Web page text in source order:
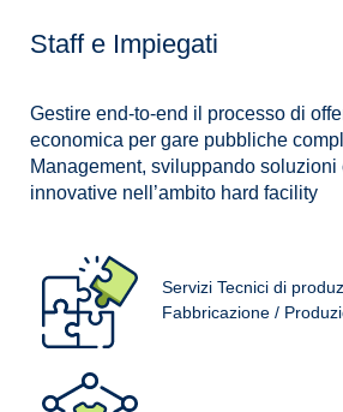
Staff e Impiegati
Gestire end-to-end il processo di
economica per gare pubbliche
Management, sviluppando soluzioni
innovative nell’ambito hard facility
Servizi Tecnici di
Fabbricazione /